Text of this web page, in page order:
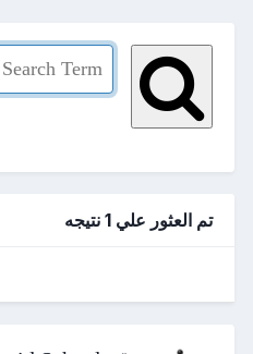
تم العثور علي 1 نتيجه